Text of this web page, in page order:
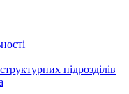
підрозділів